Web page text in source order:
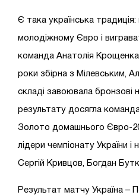
Є така українська
молодіжному Євро і
команда Анатолія
роки збірна з Мілевським,
складі завоювала бронзові
результату досягла
Золото домашнього Євро-
лідери чемпіонату України
Сергій Кривцов, Богдан
Результат матчу Україна –